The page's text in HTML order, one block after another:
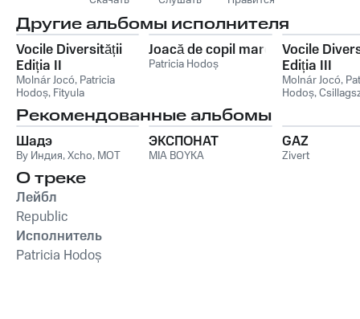
Другие альбомы исполнителя
Vocile Diversității
Ediția II
Molnár Jocó, Patricia
Hodoș, Fityula
Joacă de copil mare
Patricia Hodoș
Vocile
Ediția III
Molnár Jocó,
Hodoș,
Рекомендованные альбомы
Шадэ
By Индия,Xcho, MOT
ЭКСПОНАТ
MIA BOYKA
GAZ
Zivert
О треке
Лейбл
Republic
Исполнитель
Patricia Hodoș